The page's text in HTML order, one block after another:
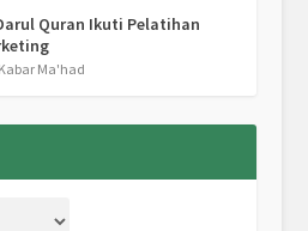
Quran Ikuti Pelatihan
Kabar Ma'had